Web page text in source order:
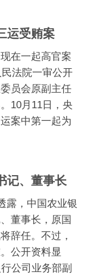
运受贿案
在一起高官案
法院一审公开
员会原副主任
10月11日，央
案中第一起为
记、董事长
露，中国农业银
董事长，原国
辞任。不过，
公开资料显
公司业务部副